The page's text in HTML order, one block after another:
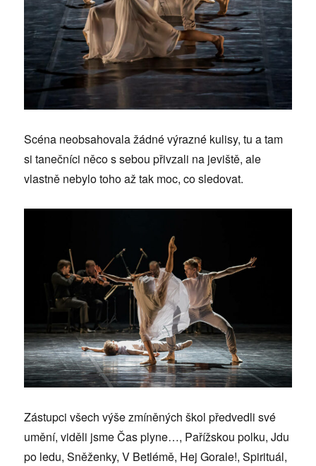
Scéna neobsahovala žádné výrazné kulisy, tu a tam
si tanečníci něco s sebou přivzali na jeviště, ale
vlastně nebylo toho až tak moc, co sledovat.
Zástupci všech výše zmíněných škol předvedli své
umění, viděli jsme Čas plyne…, Pařížskou polku, Jdu
po ledu, Sněženky, V Betlémě, Hej Gorale!, Spirituál,